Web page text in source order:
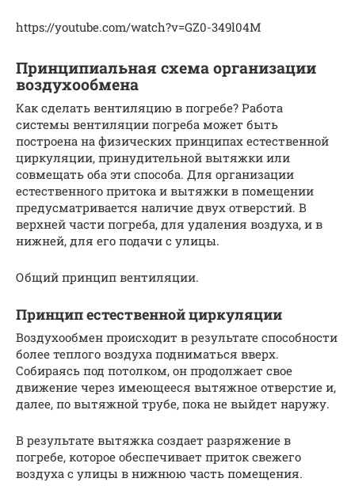
https://youtube.com/watch?v=GZ0-349l04M
Принципиальная схема организации
воздухообмена
Как сделать вентиляцию в погребе? Работа
системы вентиляции погреба может быть
построена на физических принципах естественной
циркуляции, принудительной вытяжки или
совмещать оба эти способа. Для организации
естественного притока и вытяжки в помещении
предусматривается наличие двух отверстий. В
верхней части погреба, для удаления воздуха, и в
нижней, для его подачи с улицы.
Общий принцип вентиляции.
Принцип естественной циркуляции
Воздухообмен происходит в результате способности
более теплого воздуха подниматься вверх.
Собираясь под потолком, он продолжает свое
движение через имеющееся вытяжное отверстие и,
далее, по вытяжной трубе, пока не выйдет наружу.
В результате вытяжка создает разряжение в
погребе, которое обеспечивает приток свежего
воздуха с улицы в нижнюю часть помещения.